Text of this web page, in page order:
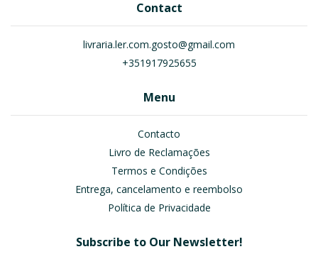
Contact
livraria.ler.com.gosto@gmail.com
+351917925655
Menu
Contacto
Livro de Reclamações
Termos e Condições
Entrega, cancelamento e reembolso
Política de Privacidade
Subscribe to Our Newsletter!